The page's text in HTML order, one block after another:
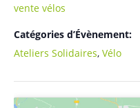
vente vélos
Catégories d’Évènement:
Ateliers Solidaires, Vélo